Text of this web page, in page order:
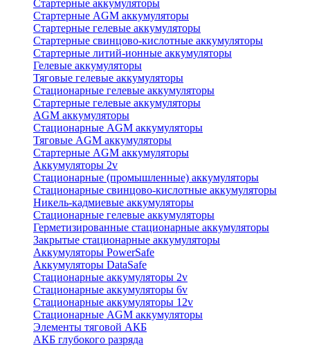
Стартерные аккумуляторы
Стартерные AGM аккумуляторы
Стартерные гелевые аккумуляторы
Стартерные свинцово-кислотные аккумуляторы
Стартерные литий-ионные аккумуляторы
Гелевые аккумуляторы
Тяговые гелевые аккумуляторы
Стационарные гелевые аккумуляторы
Стартерные гелевые аккумуляторы
AGM аккумуляторы
Стационарные AGM аккумуляторы
Тяговые AGM аккумуляторы
Стартерные AGM аккумуляторы
Аккумуляторы 2v
Стационарные (промышленные) аккумуляторы
Стационарные свинцово-кислотные аккумуляторы
Никель-кадмиевые аккумуляторы
Стационарные гелевые аккумуляторы
Герметизированные стационарные аккумуляторы
Закрытые стационарные аккумуляторы
Аккумуляторы PowerSafe
Аккумуляторы DataSafe
Стационарные аккумуляторы 2v
Стационарные аккумуляторы 6v
Стационарные аккумуляторы 12v
Стационарные AGM аккумуляторы
Элементы тяговой АКБ
АКБ глубокого разряда